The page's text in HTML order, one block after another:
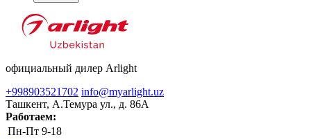
официальный дилер Arlight
+998903521702 info@myarlight.uz
Ташкент, А.Темура ул., д. 86А
Работаем:
Пн-Пт 9-18